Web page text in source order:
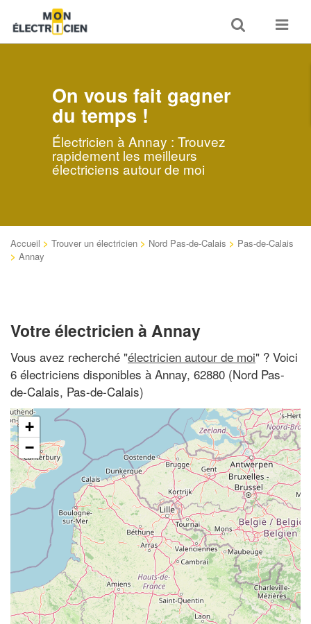
Toggle
search
Toggle
On vous fait gagner
du temps !
Électricien à Annay : Trouvez
rapidement les meilleurs
électriciens autour de moi
Accueil > Trouver un électricien > Nord Pas-de-Calais > Pas-de-Calais
> Annay
Votre électricien à Annay
Vous avez recherché "électricien autour de moi" ? Voici
6 électriciens disponibles à Annay, 62880 (Nord Pas-
de-Calais, Pas-de-Calais)
+
−